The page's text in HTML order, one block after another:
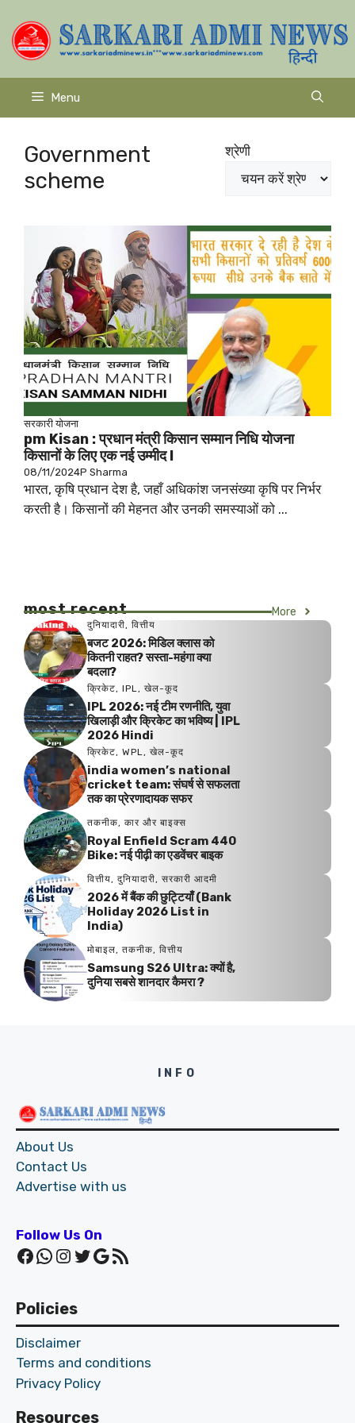
to
content
Menu
Government
scheme
श्रेणी
सरकारी योजना
pm Kisan : प्रधान मंत्री किसान सम्मान निधि योजना
किसानों के लिए एक नई उम्मीद I
08/11/2024P Sharma
भारत, कृषि प्रधान देश है, जहाँ अधिकांश जनसंख्या कृषि पर निर्भर
करती है। किसानों की मेहनत और उनकी समस्याओं को ...
most recent More
दुनियादारी, वित्तीय
बजट 2026: मिडिल क्लास को
कितनी राहत? सस्ता-महंगा क्या
बदला?
क्रिकेट, IPL, खेल-कूद
IPL 2026: नई टीम रणनीति, युवा
खिलाड़ी और क्रिकेट का भविष्य | IPL
2026 Hindi
क्रिकेट, WPL, खेल-कूद
india women’s national
cricket team: संघर्ष से सफलता
तक का प्रेरणादायक सफर
तकनीक, कार और बाइक्स
Royal Enfield Scram 440
Bike: नई पीढ़ी का एडवेंचर बाइक
वित्तीय, दुनियादारी, सरकारी आदमी
2026 में बैंक की छुट्टियाँ (Bank
Holiday 2026 List in
India)
मोबाइल, तकनीक, वित्तीय
Samsung S26 Ultra: क्यों है,
दुनिया सबसे शानदार कैमरा ?
INFO
About Us
Contact Us
Advertise with us
Follow Us On
Facebook WhatsApp Instagram Twitter Google RSS Feed
Policies
Disclaimer
Terms and conditions
Privacy Policy
Resources